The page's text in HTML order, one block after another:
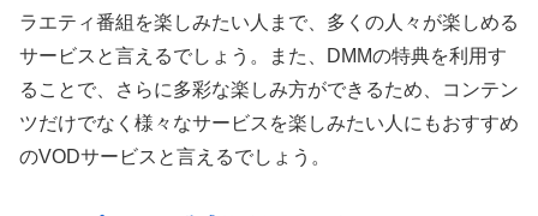
ラエティ番組を楽しみたい人まで、多くの人々が楽しめる
サービスと言えるでしょう。また、DMMの特典を利用す
ることで、さらに多彩な楽しみ方ができるため、コンテン
ツだけでなく様々なサービスを楽しみたい人にもおすすめ
のVODサービスと言えるでしょう。